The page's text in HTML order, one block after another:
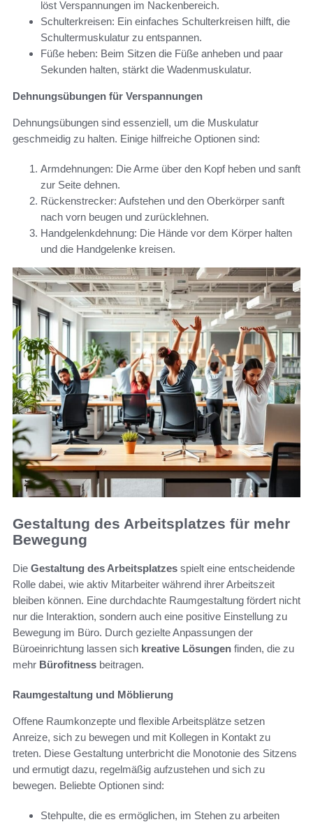
löst Verspannungen im Nackenbereich.
Schulterkreisen: Ein einfaches Schulterkreisen hilft, die
Schultermuskulatur zu entspannen.
Füße heben: Beim Sitzen die Füße anheben und paar
Sekunden halten, stärkt die Wadenmuskulatur.
Dehnungsübungen für Verspannungen
Dehnungsübungen sind essenziell, um die Muskulatur
geschmeidig zu halten. Einige hilfreiche Optionen sind:
Armdehnungen: Die Arme über den Kopf heben und sanft
zur Seite dehnen.
Rückenstrecker: Aufstehen und den Oberkörper sanft
nach vorn beugen und zurücklehnen.
Handgelenkdehnung: Die Hände vor dem Körper halten
und die Handgelenke kreisen.
Gestaltung des Arbeitsplatzes für mehr
Bewegung
Die Gestaltung des Arbeitsplatzes spielt eine entscheidende
Rolle dabei, wie aktiv Mitarbeiter während ihrer Arbeitszeit
bleiben können. Eine durchdachte Raumgestaltung fördert nicht
nur die Interaktion, sondern auch eine positive Einstellung zu
Bewegung im Büro. Durch gezielte Anpassungen der
Büroeinrichtung lassen sich kreative Lösungen finden, die zu
mehr Bürofitness beitragen.
Raumgestaltung und Möblierung
Offene Raumkonzepte und flexible Arbeitsplätze setzen
Anreize, sich zu bewegen und mit Kollegen in Kontakt zu
treten. Diese Gestaltung unterbricht die Monotonie des Sitzens
und ermutigt dazu, regelmäßig aufzustehen und sich zu
bewegen. Beliebte Optionen sind:
Stehpulte, die es ermöglichen, im Stehen zu arbeiten